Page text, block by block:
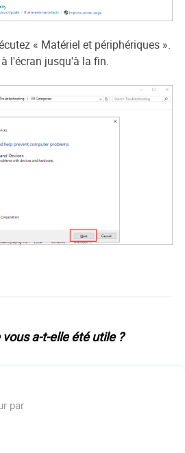
« Matériel et périphériques ».
l'écran jusqu'à la fin.
a-t-elle été utile ?
par